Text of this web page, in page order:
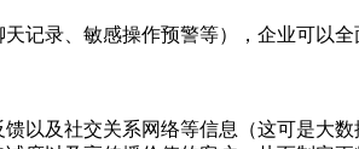
记录、敏感操作预警等），企业可以
以及社交关系网络等信息（这可是大